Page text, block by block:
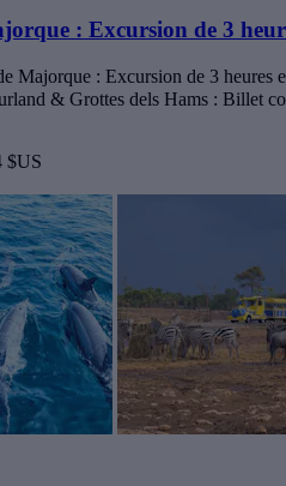
: Excursion de 3
Majorque : Excursion de 3 heures
& Grottes dels Hams : Billet
$US